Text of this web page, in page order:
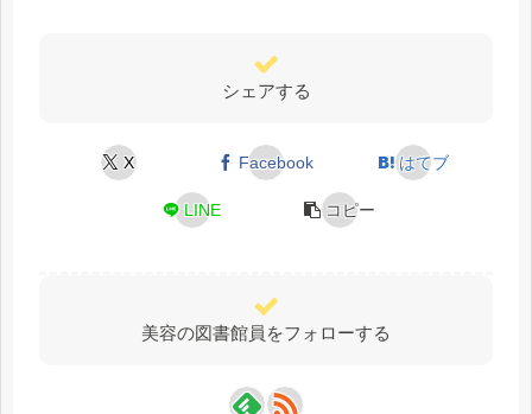
シェアする
X Facebook はてブ
LINE コピー
美容の図書館員をフォローする